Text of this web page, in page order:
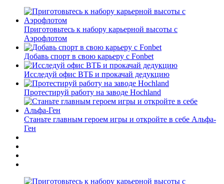
Приготовьтесь к набору карьерной высоты с
Аэрофлотом
Добавь спорт в свою карьеру с Fonbet
Исследуй офис ВТБ и прокачай дедукцию
Протестируй работу на заводе Hochland
Станьте главным героем игры и откройте в себе Альфа-
Ген